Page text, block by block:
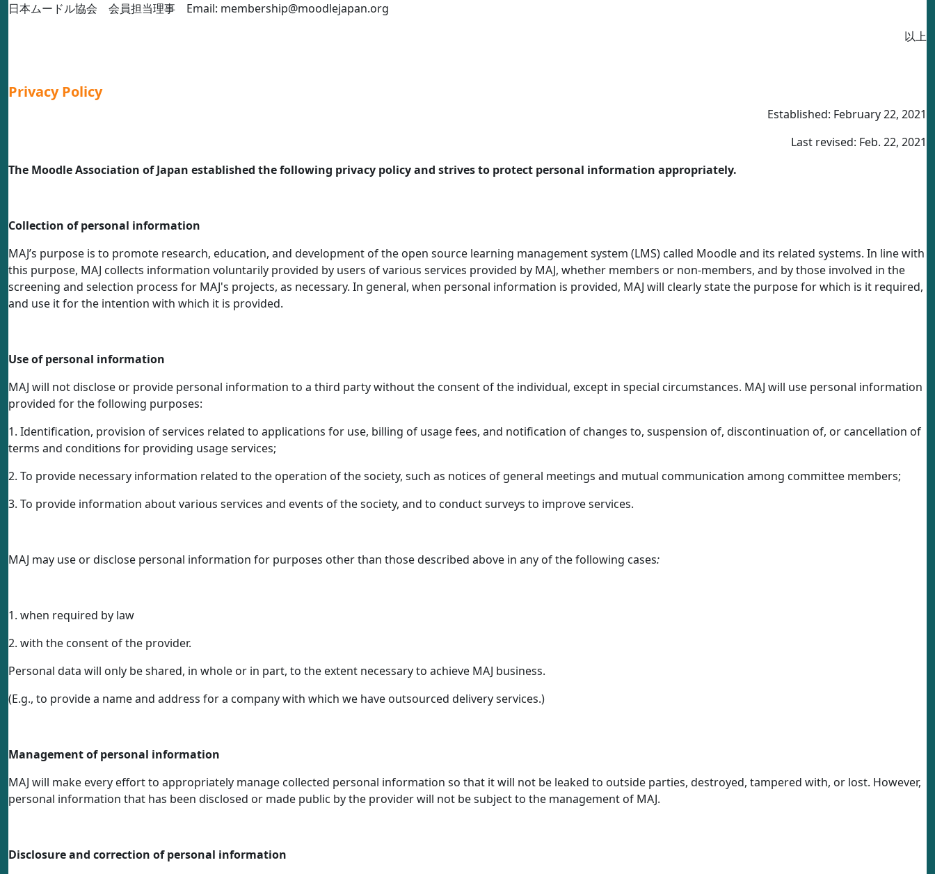
日本ムードル協会 会員担当理事 Email: membership@moodlejapan.org
以上
Privacy Policy
Established: February 22, 2021
Last revised: Feb. 22, 2021
The Moodle Association of Japan established the following privacy policy and strives to protect personal information appropriately.
Collection of personal information
MAJ’s purpose is to promote research, education, and development of the open source learning management system (LMS) called Moodle and its related systems. In line with
this purpose, MAJ collects information voluntarily provided by users of various services provided by MAJ, whether members or non-members, and by those involved in the
screening and selection process for MAJ's projects, as necessary. In general, when personal information is provided, MAJ will clearly state the purpose for which is it required,
and use it for the intention with which it is provided.
Use of personal information
MAJ will not disclose or provide personal information to a third party without the consent of the individual, except in special circumstances. MAJ will use personal information
provided for the following purposes:
1. Identification, provision of services related to applications for use, billing of usage fees, and notification of changes to, suspension of, discontinuation of, or cancellation of
terms and conditions for providing usage services;
2. To provide necessary information related to the operation of the society, such as notices of general meetings and mutual communication among committee members;
3. To provide information about various services and events of the society, and to conduct surveys to improve services.
MAJ may use or disclose personal information for purposes other than those described above in any of the following cases:
1. when required by law
2. with the consent of the provider.
Personal data will only be shared, in whole or in part, to the extent necessary to achieve MAJ business.
(E.g., to provide a name and address for a company with which we have outsourced delivery services.)
Management of personal information
MAJ will make every effort to appropriately manage collected personal information so that it will not be leaked to outside parties, destroyed, tampered with, or lost. However,
personal information that has been disclosed or made public by the provider will not be subject to the management of MAJ.
Disclosure and correction of personal information